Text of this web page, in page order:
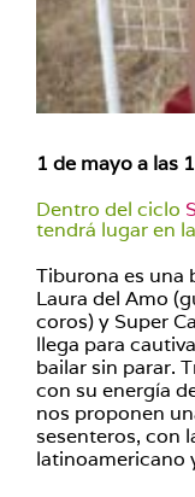
1 de mayo a las
Dentro del ciclo
tendrá lugar en
Tiburona es una
Laura del Amo
coros) y Super
llega para
bailar sin parar.
con su energía
nos proponen
sesenteros, con
latinoamericano